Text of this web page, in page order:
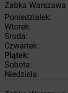
Żabka Warszawa
Poniedziałek:
Wtorek:
Środa:
Czwartek:
Piątek:
Sobota:
Niedziela: